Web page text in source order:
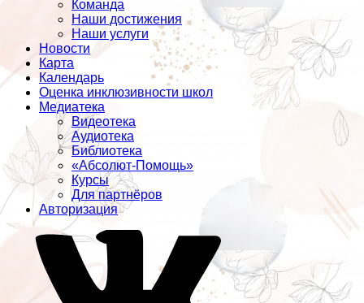
Команда
Наши достижения
Наши услуги
Новости
Карта
Календарь
Оценка инклюзивности школ
Медиатека
Видеотека
Аудиотека
Библиотека
«Абсолют-Помощь»
Курсы
Для партнёров
Авторизация